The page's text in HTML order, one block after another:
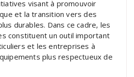
visant à promouvoir
et la transition vers des
durables. Dans ce cadre, les
constituent un outil important
et les entreprises à
plus respectueux de